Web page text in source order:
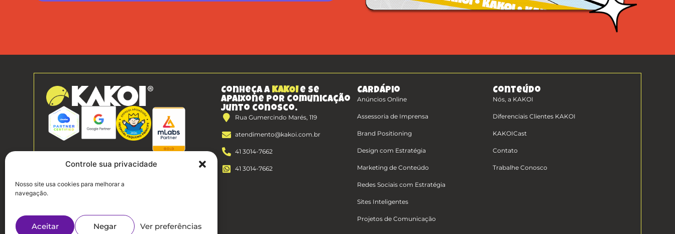
Controle sua privacidade
Nosso site usa cookies para melhorar a
navegação.
Aceitar Negar Ver preferências
Conheça a KAKOIe se
apaixone por comunicação
junto conosco.
Rua Gumercindo Marés, 119
atendimento@kakoi.com.br
41 3014-7662
41 3014-7662
Cardápio
Anúncios Online
Assessoria de Imprensa
Brand Positioning
Design com Estratégia
Marketing de Conteúdo
Redes Sociais com Estratégia
Sites Inteligentes
Projetos de Comunicação
Conteúdo
Nós, a KAKOI
Diferenciais Clientes KAKOI
KAKOICast
Contato
Trabalhe Conosco